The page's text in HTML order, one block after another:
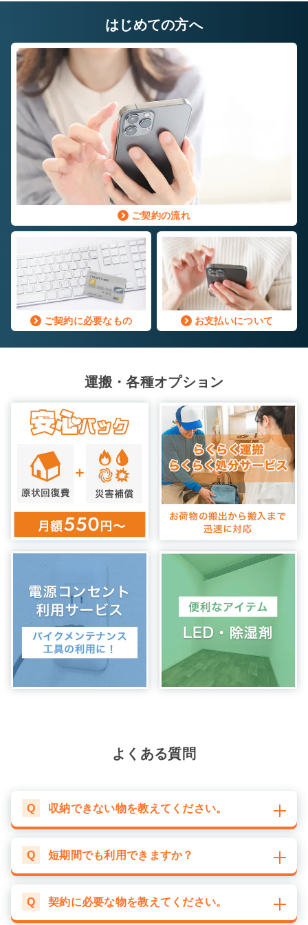
はじめての方へ
ご契約の流れ
ご契約に必要なもの お支払いについて
運搬・各種オプション
よくある質問
Q 収納できない物を教えてください。
Q 短期間でも利用できますか？
Q 契約に必要な物を教えてください。